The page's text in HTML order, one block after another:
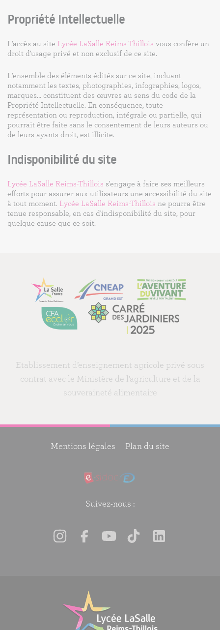
Propriété Intellectuelle
L'accès au site Lycée LaSalle Reims-Thillois vous confère un
droit d'usage privé et non exclusif de ce site.
L'ensemble des éléments édités sur ce site, incluant
notamment les textes, photographies, infographies, logos,
marques… constituent des œuvres au sens du code de la
Propriété Intellectuelle. En conséquence, toute
représentation ou reproduction, intégrale ou partielle, qui
pourrait être faite sans le consentement de leurs auteurs ou
de leurs ayants-droit, est illicite.
Indisponibilité du site
Lycée LaSalle Reims-Thillois s'engage à faire ses meilleurs
efforts pour assurer aux utilisateurs une accessibilité du site
à tout moment. Lycée LaSalle Reims-Thillois ne pourra être
tenue responsable, en cas d'indisponibilité du site, pour
quelque cause que ce soit.
Etablissement d’enseignement agricole privé sous
contrat avec le Ministère de l’agriculture et de la
souveraineté alimentaire
Mentions légales Plan du site
Suivez-nous :